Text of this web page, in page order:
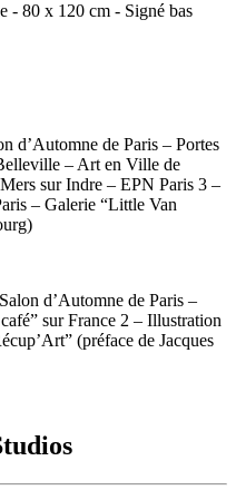
- 80 x 120 cm - Signé bas
d’Automne de Paris – Portes
– Art en Ville de
sur Indre – EPN Paris 3 –
– Galerie “Little Van
d’Automne de Paris –
sur France 2 – Illustration
(préface de Jacques